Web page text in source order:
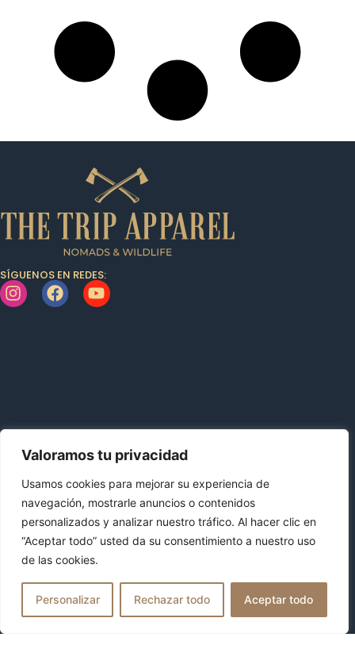
Valoramos tu privacidad
Usamos cookies para mejorar su experiencia de
navegación, mostrarle anuncios o contenidos
personalizados y analizar nuestro tráfico. Al hacer clic en
“Aceptar todo” usted da su consentimiento a nuestro uso
de las cookies.
Personalizar Rechazar todo Aceptar todo
SÍGUENOS EN REDES:
The Trip Apparel representa la unión entre artesanía,
estilo y legado.
Una marca española que convierte cada sombrero y
boina en un símbolo de elegancia atemporal, hecho a
mano con pasión y precisión.